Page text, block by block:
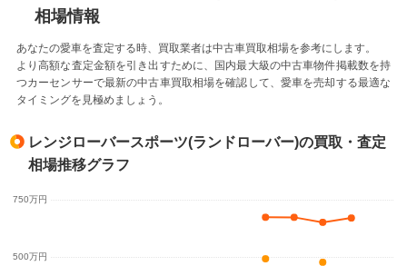
相場情報
あなたの愛車を査定する時、買取業者は中古車買取相場を参考にします。
より高額な査定金額を引き出すために、国内最大級の中古車物件掲載数を持
つカーセンサーで最新の中古車買取相場を確認して、愛車を売却する最適な
タイミングを見極めましょう。
レンジローバースポーツ(ランドローバー)の買取・査定
相場推移グラフ